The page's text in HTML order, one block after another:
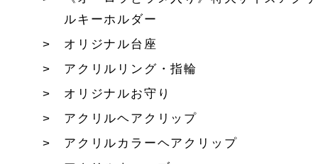
ルキーホルダー
オリジナル台座
アクリルリング・指輪
オリジナルお守り
アクリルヘアクリップ
アクリルカラーヘアクリップ